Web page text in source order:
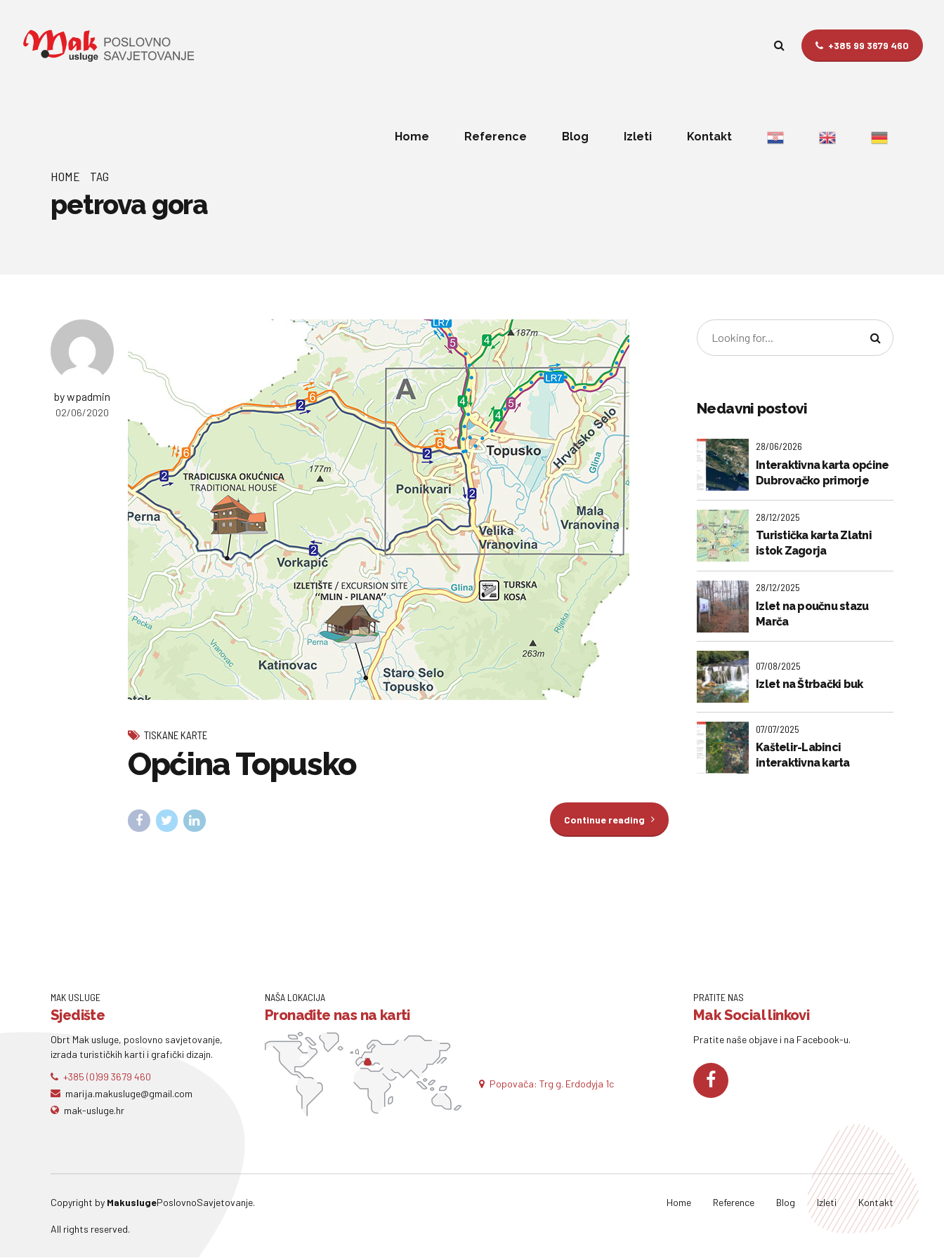
+385 99 3679 460
Home Reference Blog Izleti Kontakt
HOME TAG
petrova gora
by wpadmin
02/06/2020
TISKANE KARTE
Općina Topusko
Continue reading
Nedavni postovi
28/06/2026
Interaktivna karta općine
Dubrovačko primorje
28/12/2025
Turistička karta Zlatni
istok Zagorja
28/12/2025
Izlet na poučnu stazu
Marča
07/08/2025
Izlet na Štrbački buk
07/07/2025
Kaštelir-Labinci
interaktivna karta
MAK USLUGE
Sjedište
Obrt Mak usluge, poslovno savjetovanje,
izrada turističkih karti i grafički dizajn.
+385 (0)99 3679 460
marija.makusluge@gmail.com
mak-usluge.hr
NAŠA LOKACIJA
Pronađite nas na karti
Popovača: Trg g. Erdodyja 1c
PRATITE NAS
Mak Social linkovi
Pratite naše objave i na Facebook-u.
Copyright by MakuslugePoslovnoSavjetovanje.
All rights reserved.
Home Reference Blog Izleti Kontakt